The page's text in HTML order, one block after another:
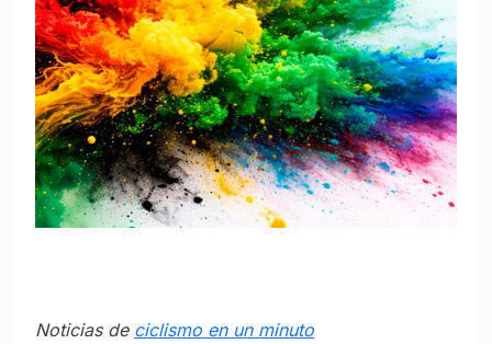
Noticias de ciclismo en un minuto